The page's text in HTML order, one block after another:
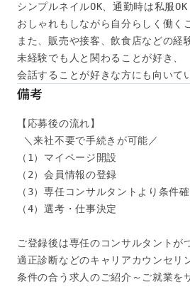
シンプルネイルOK、通勤時は私服OK
おしゃれもしながら自分らしく働く
また、販売や接客、飲食店などの経
未経験でも人と関わることが好き、
会話することが好きな方にも向いて
備考
【応募後の流れ】
＼来社不要で手続きが可能／
（1）マイページ開設
（2）会員情報の登録
（3）専任コンサルタントより条件
（4）選考・仕事決定
ご登録後は専任のコンサルタントが
適正診断などのキャリアカウンセリ
条件の合う求人のご紹介～ご就業を